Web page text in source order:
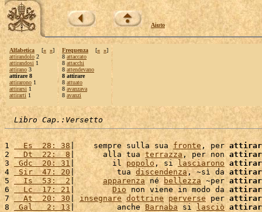
Aiuto
Alfabetica [« »]
attirandolo 2
attirandosi 1
attirano 3
attirare 8
attirarono 1
attirarsi 1
attirarti 1
Frequenza [« »]
8 attaccato
8 attacchi
8 attendevano
8 attirare
8 attuato
8 avanzava
8 avanzi
Libro Cap.:Versetto
1
  Es  28: 38
|    sempre sulla sua fronte , per
2
  Dt  22:  8
|      alla tua terrazza , per non
3 Gdc  20: 31 |        il popolo , si lasciarono
4
Sir  47: 20|         tua discendenza, ~sì da
5
  Is  53:  2
| apparenza né bellezza ~per
6
  Lc  17: 21
| Dio non viene in modo da
7
  At  20: 30
| insegnare dottrine perverse per
8 Gal   2: 13 |         anche Barnaba si lasciò